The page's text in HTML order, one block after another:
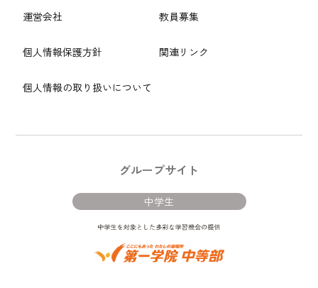
運営会社
個人情報保護方針
個人情報の取り扱いについて
教員募集
関連リンク
グループサイト
中学生